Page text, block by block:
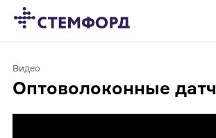
Видео
Оптоволоконные